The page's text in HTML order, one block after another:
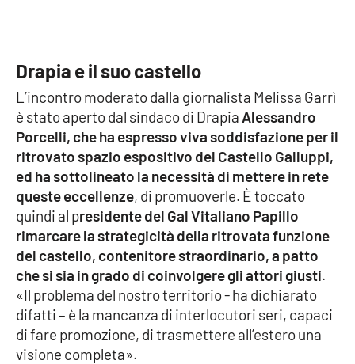
Politica
Sanità
Società
Sport
RUBRICHE
Good Morning Vietnam
Parchi Marini Calabria
Drapia e il suo castello
L’incontro moderato dalla giornalista Melissa Garrì
è stato aperto dal sindaco di Drapia Alessandro
Porcelli, che ha espresso viva soddisfazione per il
ritrovato spazio espositivo del Castello Galluppi,
ed ha sottolineato la necessità di mettere in rete
queste eccellenze, di promuoverle. È toccato
quindi al presidente del Gal Vitaliano Papillo
rimarcare la strategicità della ritrovata funzione
del castello, contenitore straordinario, a patto
che si sia in grado di coinvolgere gli attori giusti.
«Il problema del nostro territorio - ha dichiarato
difatti – è la mancanza di interlocutori seri, capaci
di fare promozione, di trasmettere all’estero una
visione completa».